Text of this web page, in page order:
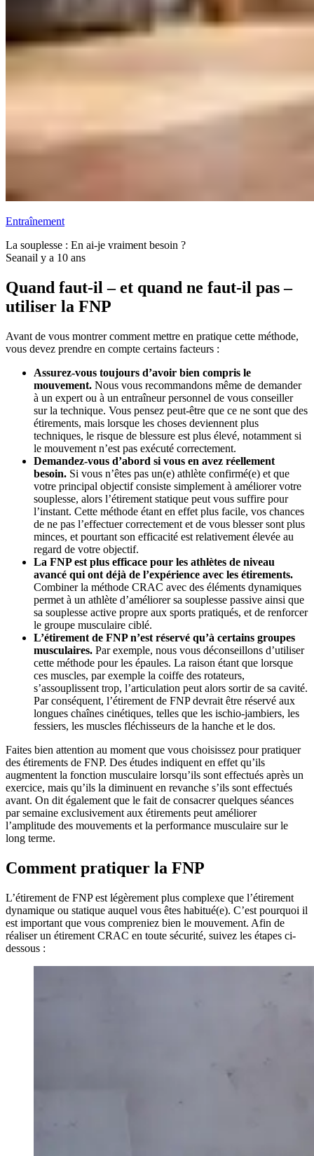
Entraînement
La souplesse : En ai-je vraiment besoin ?
Seanail y a 10 ans
Quand faut-il – et quand ne faut-il pas –
utiliser la FNP
Avant de vous montrer comment mettre en pratique cette méthode,
vous devez prendre en compte certains facteurs :
Assurez-vous toujours d’avoir bien compris le
mouvement. Nous vous recommandons même de demander
à un expert ou à un entraîneur personnel de vous conseiller
sur la technique. Vous pensez peut-être que ce ne sont que des
étirements, mais lorsque les choses deviennent plus
techniques, le risque de blessure est plus élevé, notamment si
le mouvement n’est pas exécuté correctement.
Demandez-vous d’abord si vous en avez réellement
besoin. Si vous n’êtes pas un(e) athlète confirmé(e) et que
votre principal objectif consiste simplement à améliorer votre
souplesse, alors l’étirement statique peut vous suffire pour
l’instant. Cette méthode étant en effet plus facile, vos chances
de ne pas l’effectuer correctement et de vous blesser sont plus
minces, et pourtant son efficacité est relativement élevée au
regard de votre objectif.
La FNP est plus efficace pour les athlètes de niveau
avancé qui ont déjà de l’expérience avec les étirements.
Combiner la méthode CRAC avec des éléments dynamiques
permet à un athlète d’améliorer sa souplesse passive ainsi que
sa souplesse active propre aux sports pratiqués, et de renforcer
le groupe musculaire ciblé.
L’étirement de FNP n’est réservé qu’à certains groupes
musculaires. Par exemple, nous vous déconseillons d’utiliser
cette méthode pour les épaules. La raison étant que lorsque
ces muscles, par exemple la coiffe des rotateurs,
s’assouplissent trop, l’articulation peut alors sortir de sa cavité.
Par conséquent, l’étirement de FNP devrait être réservé aux
longues chaînes cinétiques, telles que les ischio-jambiers, les
fessiers, les muscles fléchisseurs de la hanche et le dos.
Faites bien attention au moment que vous choisissez pour pratiquer
des étirements de FNP. Des études indiquent en effet qu’ils
augmentent la fonction musculaire lorsqu’ils sont effectués après un
exercice, mais qu’ils la diminuent en revanche s’ils sont effectués
avant. On dit également que le fait de consacrer quelques séances
par semaine exclusivement aux étirements peut améliorer
l’amplitude des mouvements et la performance musculaire sur le
long terme.
Comment pratiquer la FNP
L’étirement de FNP est légèrement plus complexe que l’étirement
dynamique ou statique auquel vous êtes habitué(e). C’est pourquoi il
est important que vous compreniez bien le mouvement. Afin de
réaliser un étirement CRAC en toute sécurité, suivez les étapes ci-
dessous :